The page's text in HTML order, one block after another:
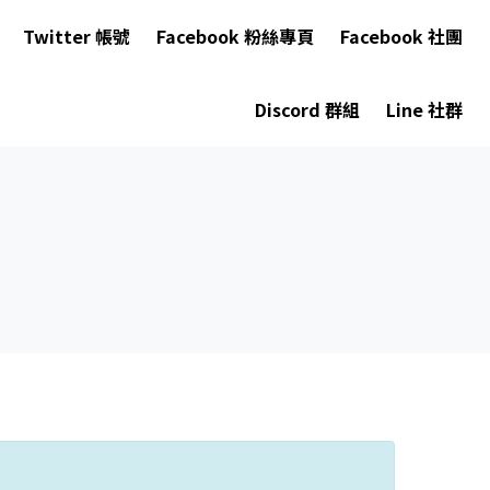
Twitter 帳號 Facebook 粉絲專頁 Facebook 社團
Discord 群組 Line 社群